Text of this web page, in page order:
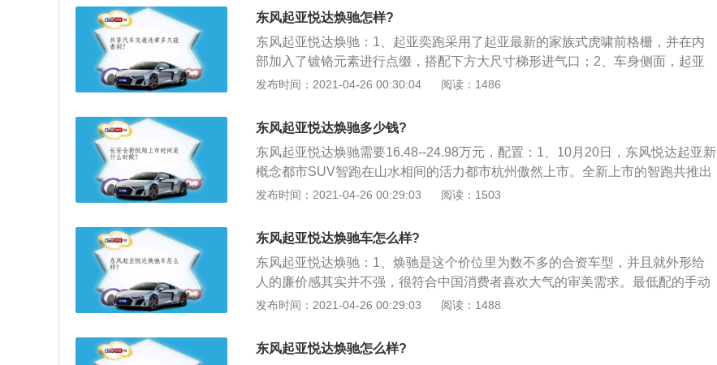
控制等等。动力：起步反应很快，加速的动力也还可以，这种动力开开也足够
了。操控：操控性不用多说了，底盘扎实，指向精准，整体性好；3、油耗：开
车不算猛，高速开得多，综合油耗6.8。舒适：在车内的舒适性还是很不错的，主
要是老婆在开，日常接送孩子比较多。
东风起亚悦达焕驰怎样?
东风起亚悦达焕驰：1、起亚奕跑采用了起亚最新的家族式虎啸前格栅，并在内
部加入了镀铬元素进行点缀，搭配下方大尺寸梯形进气口；2、车身侧面，起亚
奕跑采用了双色车身的设计手法。其采用双腰线设计；3、车身尺寸方面，起亚
mm；4、动力方面，奕跑搭载了一台1.4L自然吸气发动机，根据调教的不同，其
最大功率分别为95马力（69.9kW）和100马力（73.6kW），传动匹配5速手动或
6AT变速箱。
发布时间：2021-04-26 00:30:04 阅读：1486
东风起亚悦达焕驰多少钱?
东风起亚悦达焕驰需要16.48--24.98万元，配置：1、10月20日，东风悦达起亚新
概念都市SUV智跑在山水相间的活力都市杭州傲然上市。全新上市的智跑共推出
2.0L和2.4L两个排量共8款车型，价格区间为16.48--24.98万元，有檀木黑、透明
选择；2、智跑由世界三大汽车设计师之一的彼得·希瑞尔亲自操刀设计，外观华
丽而不繁杂、刚劲而不呆板，流线型轿跑设计配合起亚虎啸式家族脸谱，勾勒出
与众不同的干练和动感；3、起亚θII系列汽油发动机配合智能化6速手自一体变速
箱使动力输出更强劲、燃油更充分，极易激发驾驶激情和乐趣；此外，在泊车、
安全等诸多方面，智跑搭载了上、下坡辅助系统等多项高科技配置，充分实现了
发布时间：2021-04-26 00:29:03 阅读：1503
东风起亚悦达焕驰车怎么样?
东风起亚悦达焕驰：1、焕驰是这个价位里为数不多的合资车型，并且就外形给
人的廉价感其实并不强，很符合中国消费者喜欢大气的审美需求。最低配的手动
挡车型优惠下来裸车才4万块钱左右，是一个相当具有诱惑力的价格；2、以我自
较差，不过纵观这个价位里的车型，焕驰算是中等偏上的水平了；3、另一个是
各个地方的用料都比较粗糙，但做工是好的，这也是合资车型的一大优势。所以
发布时间：2021-04-26 00:29:03 阅读：1488
东风起亚悦达焕驰怎么样?